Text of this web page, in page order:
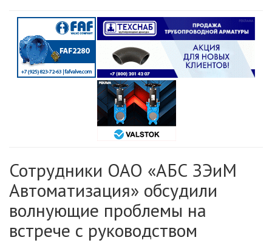
Сотрудники ОАО «АБС ЗЭиМ
Автоматизация» обсудили
волнующие проблемы на
встрече с руководством